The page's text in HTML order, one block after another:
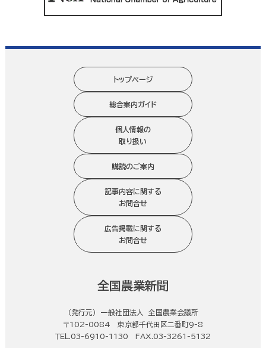
トップページ
総合案内ガイド
個人情報の
取り扱い
購読のご案内
記事内容に関する
お問合せ
広告掲載に関する
お問合せ
全国農業新聞
（発行元） 一般社団法人 全国農業会議所
〒102-0084 東京都千代田区二番町9-8
ＴＥＬ.03-6910-1130 FAX.03-3261-5132